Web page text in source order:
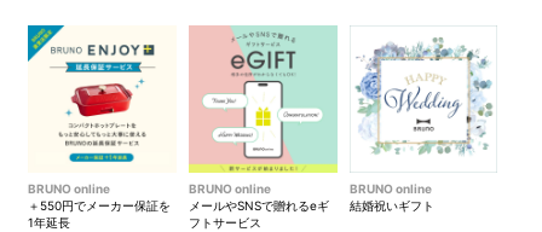
スマホスタンド機能も。動画
を見ながら心地よい風を愉し
めます。
モバイルバッテリーとして使
用可能
折り畳んで持ち運びもコンパ
クトに。
ストラップで肩掛け可能
BRUNO online
＋550円でメーカー保証を
1年延長
BRUNO online
メールやSNSで贈れるeギ
フトサービス
BRUNO online
結婚祝いギフト